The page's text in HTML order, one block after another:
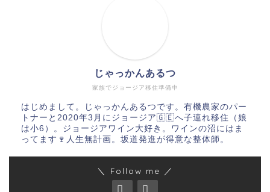
家族でジョージア移住準備中
じゃっかんあるつ
はじめまして。じゃっかんあるつです。有機農家のパー
トナーと2020年3月にジョージア🇬🇪へ子連れ移住（娘
は小6）。ジョージアワイン大好き。ワインの沼にはま
ってます🍷人生無計画。坂道発進が得意な整体師。
＼ Follow me ／